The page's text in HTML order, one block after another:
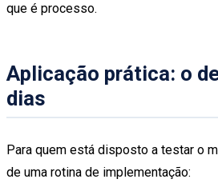
que é processo.
Aplicação prática: o
dias
Para quem está disposto a testar o
de uma rotina de implementação: